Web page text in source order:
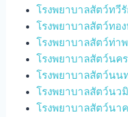
โรงพยาบาลสัตว์ทวี
โรงพยาบาลสัตว์ทอ
โรงพยาบาลสัตว์ท่า
โรงพยาบาลสัตว์นค
โรงพยาบาลสัตว์นน
โรงพยาบาลสัตว์นว
โรงพยาบาลสัตว์นา